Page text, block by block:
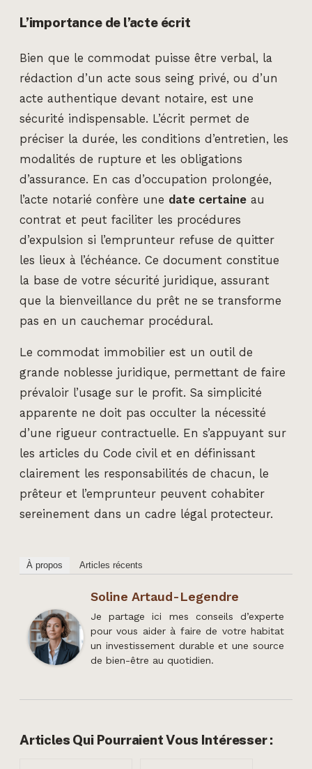
L’importance de l’acte écrit
Bien que le commodat puisse être verbal, la
rédaction d’un acte sous seing privé, ou d’un
acte authentique devant notaire, est une
sécurité indispensable. L’écrit permet de
préciser la durée, les conditions d’entretien, les
modalités de rupture et les obligations
d’assurance. En cas d’occupation prolongée,
l’acte notarié confère une date certaine au
contrat et peut faciliter les procédures
d’expulsion si l’emprunteur refuse de quitter
les lieux à l’échéance. Ce document constitue
la base de votre sécurité juridique, assurant
que la bienveillance du prêt ne se transforme
pas en un cauchemar procédural.
Le commodat immobilier est un outil de
grande noblesse juridique, permettant de faire
prévaloir l’usage sur le profit. Sa simplicité
apparente ne doit pas occulter la nécessité
d’une rigueur contractuelle. En s’appuyant sur
les articles du Code civil et en définissant
clairement les responsabilités de chacun, le
prêteur et l’emprunteur peuvent cohabiter
sereinement dans un cadre légal protecteur.
À propos Articles récents
Soline Artaud-Legendre
Je partage ici mes conseils d’experte
pour vous aider à faire de votre habitat
un investissement durable et une source
de bien-être au quotidien.
Articles Qui Pourraient Vous Intéresser :